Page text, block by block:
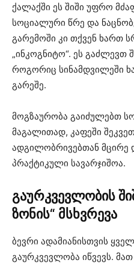
ქალაქში ეს შიში უფრო
სოციალური წრე და
გარემოში კი თქვენ ხართ
„ინკოგნიტო“. ეს გაძლევთ
როგორიც სინამდვილეში
გარეშე.
მოგზაურობა გაიძულებთ
მაგალითად, კაფეში
ადგილობრივებთან მცირე
პრაქტიკული სავარჯიშოა.
გაურკვევლობის
ზონის“ მსხვრევა
ბევრი ადამიანისთვის
გაურკვევლობა იწვევს.